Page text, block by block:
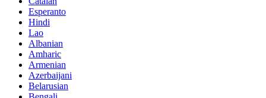
Esperanto
Hindi
Lao
Albanian
Amharic
Armenian
Azerbaijani
Belarusian